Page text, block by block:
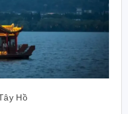
Hồ